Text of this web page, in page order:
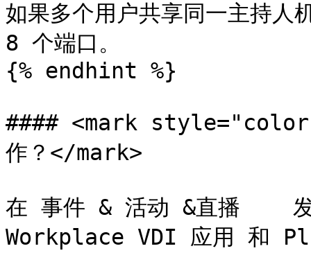
如果多个用户共享同一主持人
8 个端口。
{% endhint %}
#### <mark style="color:
作？</mark>
在 事件 & 活动 &直播    发
Workplace VDI 应用 和